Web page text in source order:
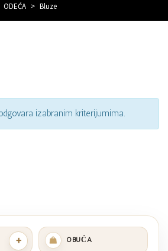
ODEĆA > Bluze
izabranim kriterijumima.
+ OBUĆA